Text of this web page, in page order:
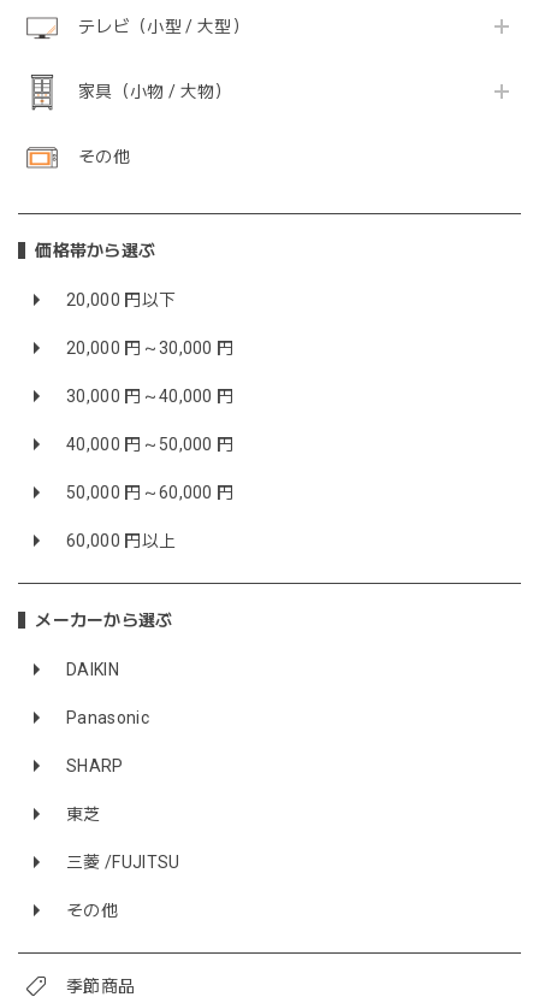
テレビ（小型 / 大型）
家具（小物 / 大物）
その他
価格帯から選ぶ
20,000 円以下
20,000 円～30,000 円
30,000 円～40,000 円
40,000 円～50,000 円
50,000 円～60,000 円
60,000 円以上
メーカーから選ぶ
DAIKIN
Panasonic
SHARP
東芝
三菱 /FUJITSU
その他
季節商品